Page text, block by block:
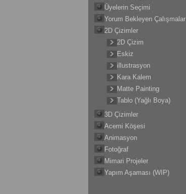
Üyelerin Seçimi
Yorum Bekleyen Çalışmalar
2D Çizimler
2D Çizim
Eskiz
illustrasyon
Kara Kalem
Matte Painting
Tablo (Yağlı Boya)
3D Çizimler
Acemi Köşesi
Animasyon
Fotoğraf
Mimari Projeler
Yapım Aşaması (WIP)